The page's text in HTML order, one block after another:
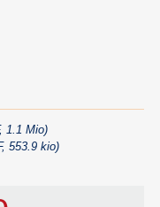
1.1 Mio)
553.9 kio)